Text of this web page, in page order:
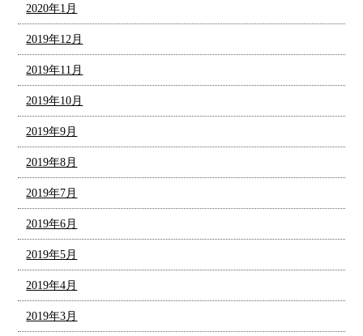
2020年1月
2019年12月
2019年11月
2019年10月
2019年9月
2019年8月
2019年7月
2019年6月
2019年5月
2019年4月
2019年3月